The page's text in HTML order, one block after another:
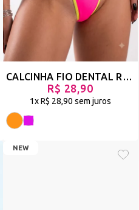
CALCINHA FIO DENTAL REGULÁVEL EM MICROLIGHT NEON - XAROPE
R$ 28,90
1xR$ 28,90 sem juros
NEW